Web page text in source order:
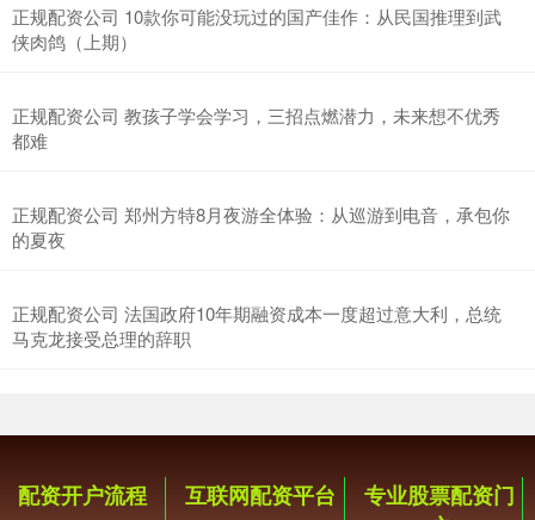
正规配资公司 10款你可能没玩过的国产佳作：从民国推理到武
侠肉鸽（上期）
正规配资公司 教孩子学会学习，三招点燃潜力，未来想不优秀
都难
正规配资公司 郑州方特8月夜游全体验：从巡游到电音，承包你
的夏夜
正规配资公司 法国政府10年期融资成本一度超过意大利，总统
马克龙接受总理的辞职
配资开户流程 互联网配资平台
专业股票配资门